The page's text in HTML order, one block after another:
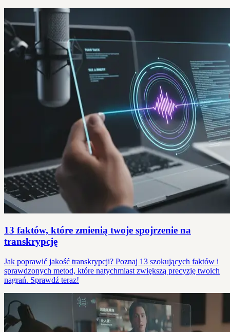
13 faktów, które zmienią twoje spojrzenie na
transkrypcję
Jak poprawić jakość transkrypcji? Poznaj 13 szokujących faktów i
sprawdzonych metod, które natychmiast zwiększą precyzję twoich
nagrań. Sprawdź teraz!